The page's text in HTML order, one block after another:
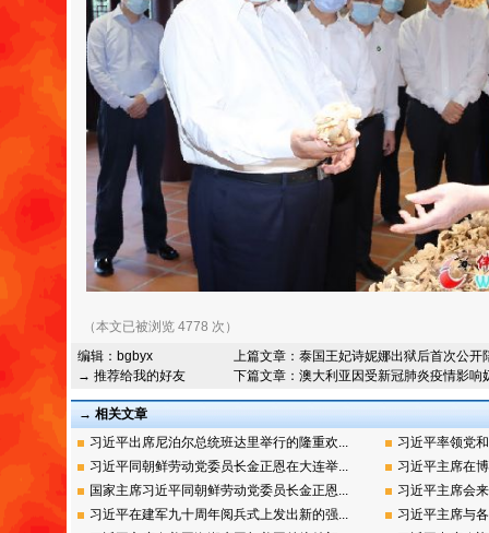
（本文已被浏览 4778 次）
编辑： bgbyx
→ 推荐给我的好友
上篇文章： 泰国王妃诗妮娜出狱后首次公开
下篇文章： 澳大利亚因受新冠肺炎疫情影响
→ 相关文章
习近平出席尼泊尔总统班达里举行的隆重欢...
习近平率领党
习近平同朝鲜劳动党委员长金正恩在大连举...
习近平主席在
国家主席习近平同朝鲜劳动党委员长金正恩...
习近平主席会
习近平在建军九十周年阅兵式上发出新的强...
习近平主席与